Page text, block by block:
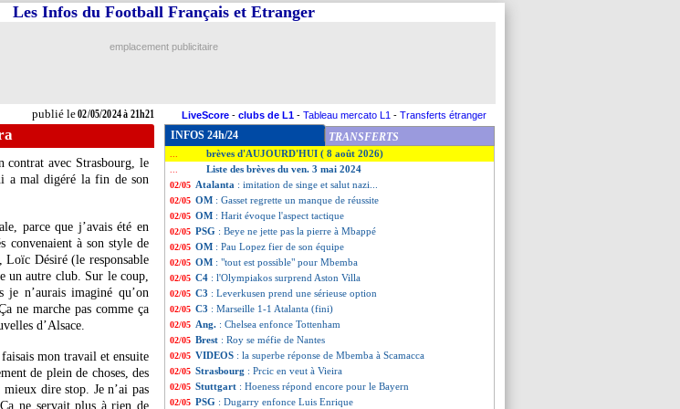
publié le02/05/2024 à 21h21
Les Infos du Football Français et Etranger
emplacement publicitaire
LiveScore - clubs de L1 - Tableau mercato L1 - Transferts étranger
avec Strasbourg, le
a mal digéré la fin de son
parce que j’avais été en
convenaient à son style de
Désiré (le responsable
un autre club. Sur le coup,
je n’aurais imaginé qu’on
ne marche pas comme ça
d’Alsace.
mon travail et ensuite
de plein de choses, des
dire stop. Je n’ai pas
ne servait plus à rien de
INFOS 24h/24 TRANSFERTS
brèves d'AUJOURD'HUI ( 8 août 2026)
Liste des brèves du ven. 3 mai 2024
02/05 Atalanta : imitation de singe et salut nazi...
02/05 OM : Gasset regrette un manque de réussite
02/05 OM : Harit évoque l'aspect tactique
02/05 PSG : Beye ne jette pas la pierre à Mbappé
02/05 OM : Pau Lopez fier de son équipe
02/05 OM : "tout est possible" pour Mbemba
02/05 C4 : l'Olympiakos surprend Aston Villa
02/05 C3 : Leverkusen prend une sérieuse option
02/05 C3 : Marseille 1-1 Atalanta (fini)
02/05 Ang. : Chelsea enfonce Tottenham
02/05 Brest : Roy se méfie de Nantes
02/05 VIDEOS : la superbe réponse de Mbemba à Scamacca
02/05 Strasbourg : Prcic en veut à Vieira
02/05 Stuttgart : Hoeness répond encore pour le Bayern
02/05 PSG : Dugarry enfonce Luis Enrique